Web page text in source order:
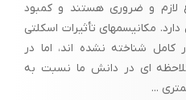
درمان استئوپورز خفیف استفاده شود
باشد. از طرفی آزمایشها نشان داده است
شکستگی‌های ستون مهره‌ها می‌شود
بدن اثبات نشده است(19).
لازم و ضروری هستند و کمبود
مکانیسمهای تأثیرات اسکلتی
شناخته نشده اند، اما در
ای در دانش ما نسبت به
...